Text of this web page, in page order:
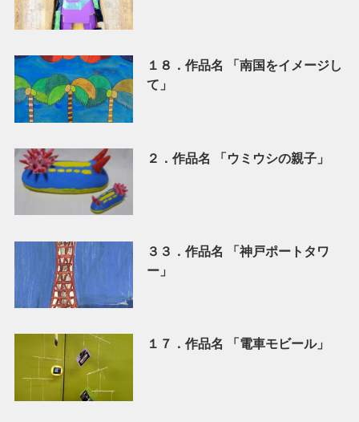
１８．作品名 「南国をイメージし
て」
２．作品名 「ウミウシの親子」
３３．作品名 「神戸ポートタワ
ー」
１７．作品名 「電車モビール」